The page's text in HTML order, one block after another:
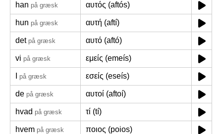
han på græsk αυτός (aftós)
hun på græsk αυτή (aftí)
det på græsk αυτό (aftó)
vi på græsk εμείς (emeís)
på græsk εσείς (eseís)
de på græsk αυτοί (aftoí)
hvad på græsk τί (tí)
hvem på græsk ποιος (poios)